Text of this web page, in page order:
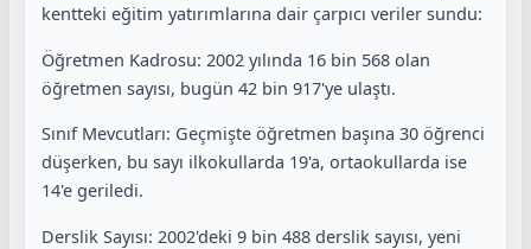
kentteki eğitim yatırımlarına dair çarpıcı veriler sundu:
Öğretmen Kadrosu: 2002 yılında 16 bin 568 olan
öğretmen sayısı, bugün 42 bin 917'ye ulaştı.
Sınıf Mevcutları: Geçmişte öğretmen başına 30 öğrenci
düşerken, bu sayı ilkokullarda 19'a, ortaokullarda ise
14'e geriledi.
Derslik Sayısı: 2002'deki 9 bin 488 derslik sayısı, yeni